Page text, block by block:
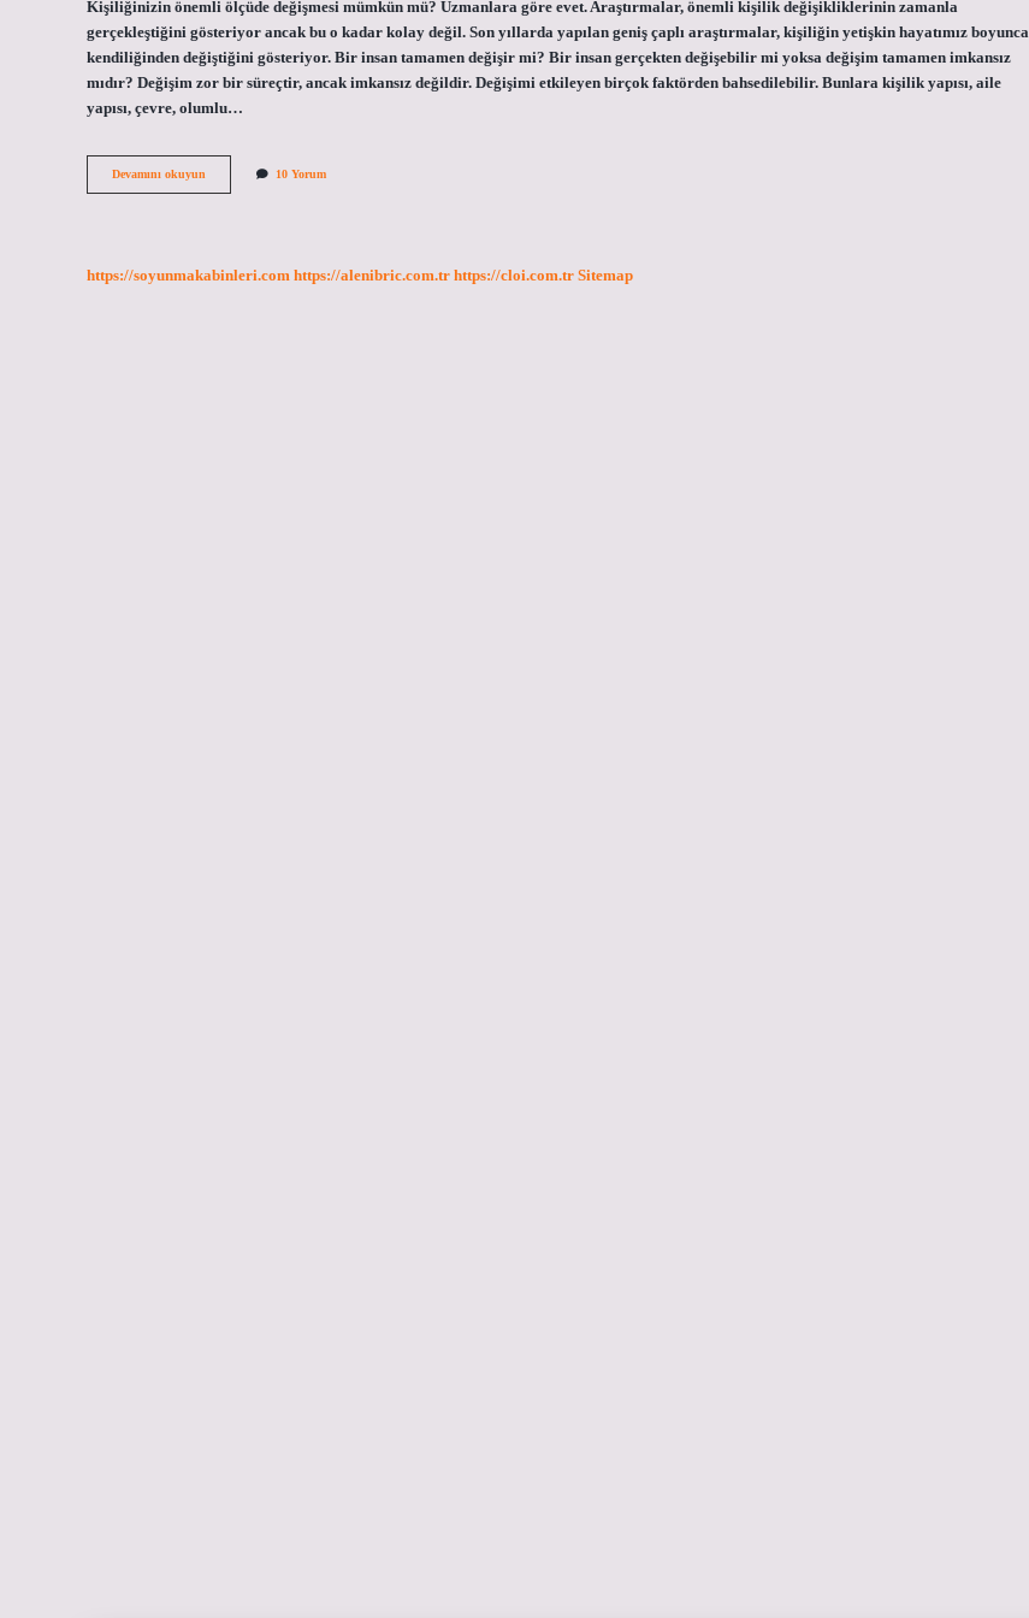
Kişiliğinizin önemli ölçüde değişmesi mümkün mü? Uzmanlara göre evet. Araştırmalar, önemli kişilik değişikliklerinin zamanla
gerçekleştiğini gösteriyor ancak bu o kadar kolay değil. Son yıllarda yapılan geniş çaplı araştırmalar, kişiliğin yetişkin hayatımız boyunca
kendiliğinden değiştiğini gösteriyor. Bir insan tamamen değişir mi? Bir insan gerçekten değişebilir mi yoksa değişim tamamen imkansız
mıdır? Değişim zor bir süreçtir, ancak imkansız değildir. Değişimi etkileyen birçok faktörden bahsedilebilir. Bunlara kişilik yapısı, aile
yapısı, çevre, olumlu…
Devamını okuyun
Insanın
10 Yorum
https://soyunmakabinleri.com https://alenibric.com.tr https://cloi.com.tr Sitemap